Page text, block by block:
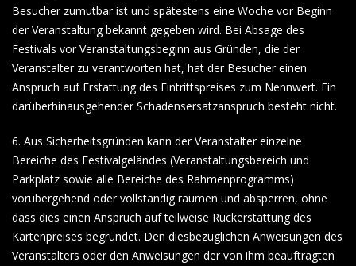
Besucher zumutbar ist und spätestens eine Woche vor Beginn
der Veranstaltung bekannt gegeben wird. Bei Absage des
Festivals vor Veranstaltungsbeginn aus Gründen, die der
Veranstalter zu verantworten hat, hat der Besucher einen
Anspruch auf Erstattung des Eintrittspreises zum Nennwert. Ein
darüberhinausgehender Schadensersatzanspruch besteht nicht.
6. Aus Sicherheitsgründen kann der Veranstalter einzelne
Bereiche des Festivalgeländes (Veranstaltungsbereich und
Parkplatz sowie alle Bereiche des Rahmenprogramms)
vorübergehend oder vollständig räumen und absperren, ohne
dass dies einen Anspruch auf teilweise Rückerstattung des
Kartenpreises begründet. Den diesbezüglichen Anweisungen des
Veranstalters oder den Anweisungen der von ihm beauftragten